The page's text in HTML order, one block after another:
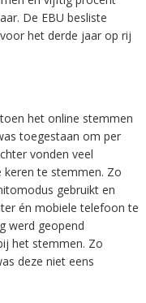
De EBU besliste
het derde jaar op rij
het online stemmen
toegestaan om per
vonden veel
te stemmen. Zo
gebruikt en
én mobiele telefoon te
werd geopend
het stemmen. Zo
deze niet eens